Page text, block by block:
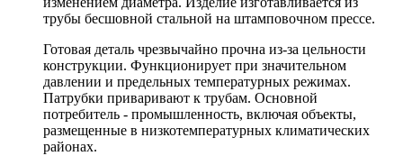
трубы бесшовной стальной на штамповочном прессе.
Готовая деталь чрезвычайно прочна из-за цельности
конструкции. Функционирует при значительном
давлении и предельных температурных режимах.
Патрубки приваривают к трубам. Основной
потребитель - промышленность, включая объекты,
размещенные в низкотемпературных климатических
районах.